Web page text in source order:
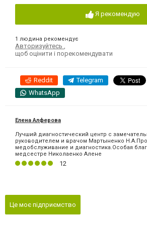
Я рекомендую
1 людина рекомендує
Авторизуйтесь
щоб оцінити і порекомендувати
Reddit Telegram
WhatsApp
Елена Алферова
Лучший диагностический центр с
руководителем и врачом Мартыненко
медобслуживание и диагностика.Особая
медсестре Николаенко Алене
12
Це моє підприємство